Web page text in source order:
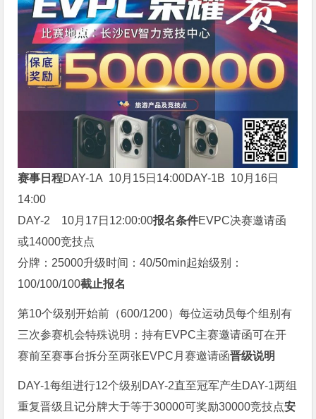
赛事日程DAY-1A 10月15日14:00DAY-1B 10月16日
14:00
DAY-2 10月17日12:00:00报名条件EVPC决赛邀请函
或14000竞技点
分牌：25000升级时间：40/50min起始级别：
100/100/100截止报名
第10个级别开始前（600/1200）每位运动员每个组别有
三次参赛机会特殊说明：持有EVPC主赛邀请函可在开
赛前至赛事台拆分至两张EVPC月赛邀请函晋级说明
DAY-1每组进行12个级别 DAY-2直至冠军产生DAY-1两组
重复晋级且记分牌大于等于30000可奖励30000竞技点安